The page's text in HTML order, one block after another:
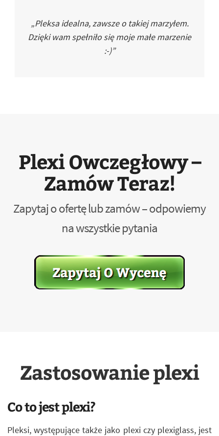
„Pleksa idealna, zawsze o takiej marzyłem.
Dzięki wam spełniło się moje małe marzenie
:-)”
Plexi Owczegłowy –
Zamów Teraz!
Zapytaj o ofertę lub zamów – odpowiemy
na wszystkie pytania
Zastosowanie plexi
Co to jest plexi?
Pleksi, występujące także jako plexi czy plexiglass, jest